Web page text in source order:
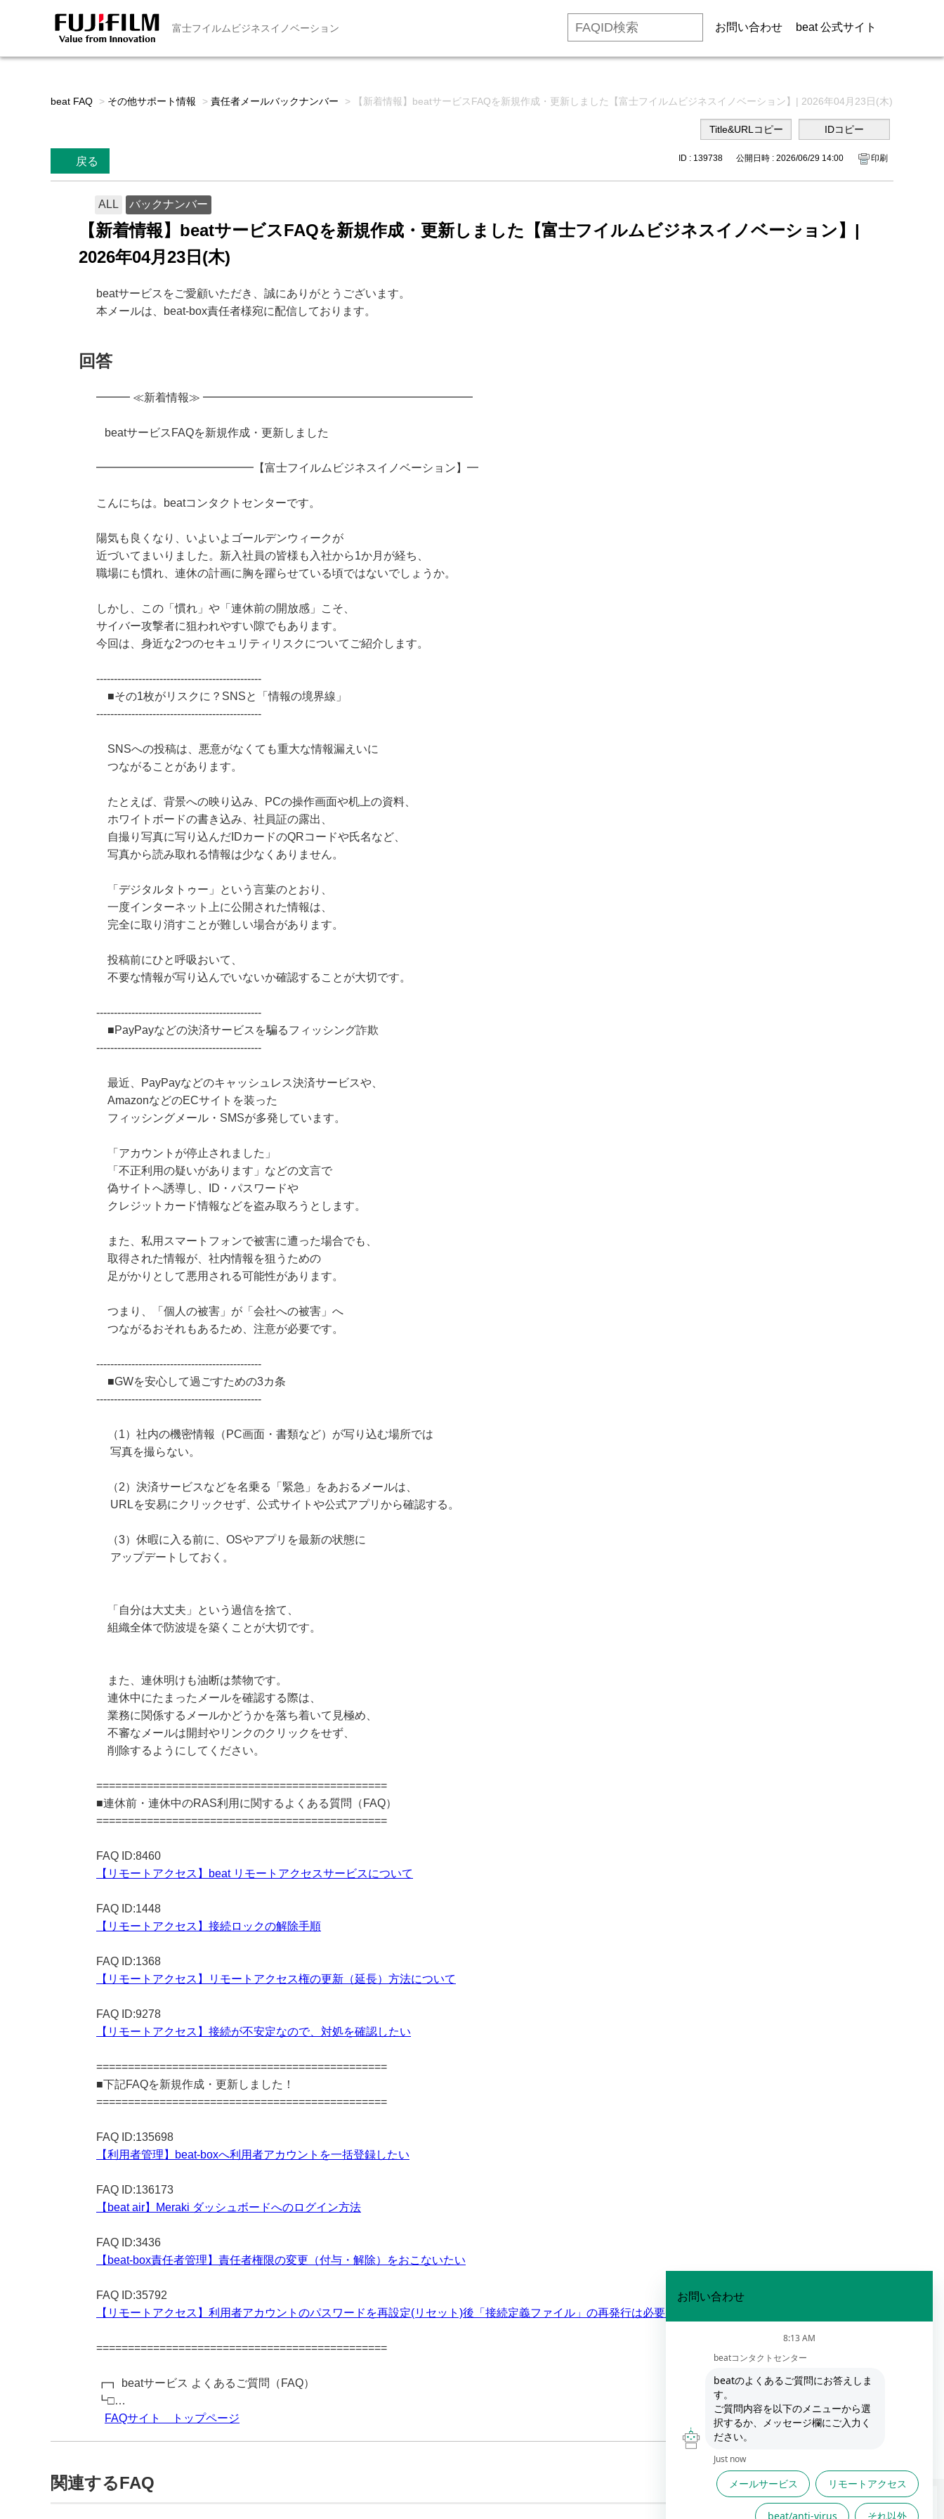
富士フイルムビジネスイノベーション お問い合わせ beat 公式サイト
beat FAQ > その他サポート情報 > 責任者メールバックナンバー > 【新着情報】beatサービスFAQを新規作成・更新しました【富士フイルムビジネスイノベーション】| 2026年04月23日(木)
戻る ID : 139738 公開日時 : 2026/06/29 14:00 印刷
ALL バックナンバー
【新着情報】beatサービスFAQを新規作成・更新しました【富士フイルムビジネスイノベーション】|
2026年04月23日(木)
beatサービスをご愛顧いただき、誠にありがとうございます。
本メールは、beat-box責任者様宛に配信しております。
回答
━━━ ≪新着情報≫ ━━━━━━━━━━━━━━━━━━━━━━━━
beatサービスFAQを新規作成・更新しました
━━━━━━━━━━━━━━【富士フイルムビジネスイノベーション】━
こんにちは。beatコンタクトセンターです。
陽気も良くなり、いよいよゴールデンウィークが
近づいてまいりました。新入社員の皆様も入社から1か月が経ち、
職場にも慣れ、連休の計画に胸を躍らせている頃ではないでしょうか。
しかし、この「慣れ」や「連休前の開放感」こそ、
サイバー攻撃者に狙われやすい隙でもあります。
今回は、身近な2つのセキュリティリスクについてご紹介します。
-----------------------------------------------
■その1枚がリスクに？SNSと「情報の境界線」
-----------------------------------------------
SNSへの投稿は、悪意がなくても重大な情報漏えいに
つながることがあります。
たとえば、背景への映り込み、PCの操作画面や机上の資料、
ホワイトボードの書き込み、社員証の露出、
自撮り写真に写り込んだIDカードのQRコードや氏名など、
写真から読み取れる情報は少なくありません。
「デジタルタトゥー」という言葉のとおり、
一度インターネット上に公開された情報は、
完全に取り消すことが難しい場合があります。
投稿前にひと呼吸おいて、
不要な情報が写り込んでいないか確認することが大切です。
-----------------------------------------------
■PayPayなどの決済サービスを騙るフィッシング詐欺
-----------------------------------------------
最近、PayPayなどのキャッシュレス決済サービスや、
AmazonなどのECサイトを装った
フィッシングメール・SMSが多発しています。
「アカウントが停止されました」
「不正利用の疑いがあります」などの文言で
偽サイトへ誘導し、ID・パスワードや
クレジットカード情報などを盗み取ろうとします。
また、私用スマートフォンで被害に遭った場合でも、
取得された情報が、社内情報を狙うための
足がかりとして悪用される可能性があります。
つまり、「個人の被害」が「会社への被害」へ
つながるおそれもあるため、注意が必要です。
-----------------------------------------------
■GWを安心して過ごすための3カ条
-----------------------------------------------
（1）社内の機密情報（PC画面・書類など）が写り込む場所では
写真を撮らない。
（2）決済サービスなどを名乗る「緊急」をあおるメールは、
URLを安易にクリックせず、公式サイトや公式アプリから確認する。
（3）休暇に入る前に、OSやアプリを最新の状態に
アップデートしておく。
「自分は大丈夫」という過信を捨て、
組織全体で防波堤を築くことが大切です。
また、連休明けも油断は禁物です。
連休中にたまったメールを確認する際は、
業務に関係するメールかどうかを落ち着いて見極め、
不審なメールは開封やリンクのクリックをせず、
削除するようにしてください。
==============================================
■連休前・連休中のRAS利用に関するよくある質問（FAQ）
==============================================
FAQ ID:8460
【リモートアクセス】beat リモートアクセスサービスについて
FAQ ID:1448
【リモートアクセス】接続ロックの解除手順
FAQ ID:1368
【リモートアクセス】リモートアクセス権の更新（延長）方法について
FAQ ID:9278
【リモートアクセス】接続が不安定なので、対処を確認したい
==============================================
■下記FAQを新規作成・更新しました！
==============================================
FAQ ID:135698
【利用者管理】beat-boxへ利用者アカウントを一括登録したい
FAQ ID:136173
【beat air】Meraki ダッシュボードへのログイン方法
FAQ ID:3436
【beat-box責任者管理】責任者権限の変更（付与・解除）をおこないたい
FAQ ID:35792
【リモートアクセス】利用者アカウントのパスワードを再設定(リセット)後「接続定義ファイル」の再発行は必要か
==============================================
┏┓ beatサービス よくあるご質問（FAQ）
┗□…
FAQサイト トップページ
関連するFAQ
FAQは役に立ちましたか？